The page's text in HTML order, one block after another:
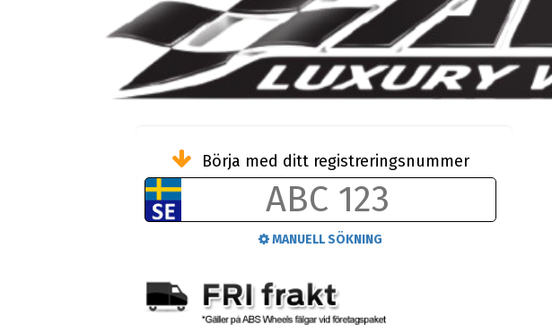
Börja med ditt registreringsnummer
MANUELL SÖKNING